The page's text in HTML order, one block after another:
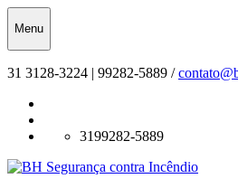
Menu
31 3128-3224 | 99282-5889 /
3199282-5889